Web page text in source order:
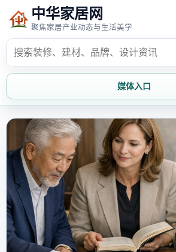
中华家居网
聚焦家居产业动态与生活美学
媒体入口
首页 家居资讯
家居风水 家居欣赏
时尚饰家 装修设计
家具知识 家居文化